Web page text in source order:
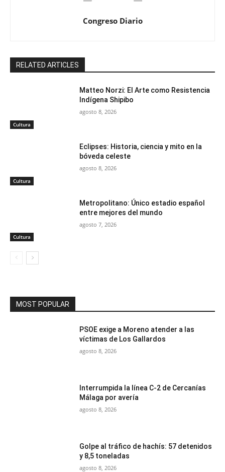
Congreso Diario
RELATED ARTICLES
Cultura
Matteo Norzi: El Arte como Resistencia
Indígena Shipibo
agosto 8, 2026
Cultura
Eclipses: Historia, ciencia y mito en la
bóveda celeste
agosto 8, 2026
Cultura
Metropolitano: Único estadio español
entre mejores del mundo
agosto 7, 2026
MOST POPULAR
PSOE exige a Moreno atender a las
víctimas de Los Gallardos
agosto 8, 2026
Interrumpida la línea C-2 de Cercanías
Málaga por avería
agosto 8, 2026
Golpe al tráfico de hachís: 57 detenidos
y 8,5 toneladas
agosto 8, 2026